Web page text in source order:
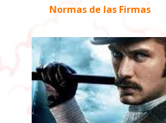
Normas de las Firmas